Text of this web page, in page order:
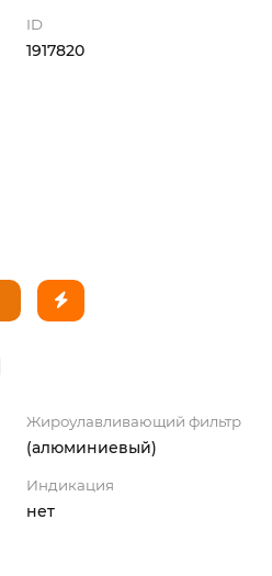
ID
1917820
Жироулавливающий фильтр
(алюминиевый)
Индикация
нет